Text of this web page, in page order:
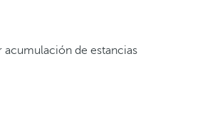
acumulación de estancias